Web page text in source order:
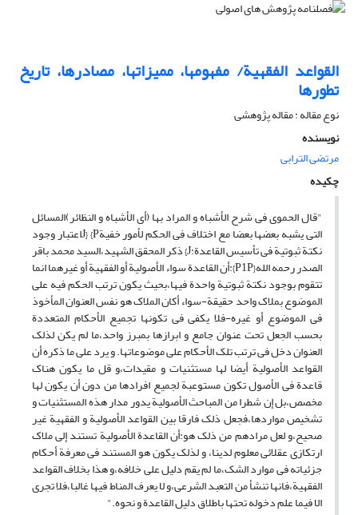
القواعد الفقهیة/ مفهومها، ممیزاتها، مصادرها، تاریخ
تطورها
نوع مقاله : مقاله پژوهشی
نویسنده
مرتضی الترابی
چکیده
"قال الحموی فی شرح الأشباه و المراد بها (أی الأشباه و النظائر)المسائل
التی یشبه بعضها بعضا مع اختلاف فی الحکم لأمور خفیةP} {Jاعتبار وجود
نکتة ثبوتیة فی تأسیس القاعدة:J} ذکر المحقق الشهید،السید محمد باقر
الصدر رحمه الله{P1P}:أن القاعدة سواء الأصولیة أو الفقهیة أو غیرهما انما
تتقوم بوجود نکتة ثبوتیة واحدة فیها،بحیث یکون ترتب الحکم فیه علی
الموضوع بملاک واحد حقیقة-سواء أکان الملاک هو نفس العنوان المأخوذ
فی الموضوع أو غیره-فلا یکفی فی تکونها تجمیع الأحکام المتعددة
بحسب الجعل تحت عنوان جامع و ابرازها بمبرز واحد،ما لم یکن لذلک
العنوان دخل فی ترتب تلک الأحکام علی موضوعاتها. و یرد علی ما ذکره أن
القواعد الأصولیة أیضا لها مستثنیات و مقیدات،و قل ما یکون هناک
قاعدة فی الأصول تکون مستوعبة لجمیع افرادها من دون أن یکون لها
مخصص،بل إن شطرا من المباحث الأصولیة یدور مدار هذه المستثنیات و
تشخیص مواردها،فجعل ذلک فارقا بین القواعد الأصولیة و الفقهیة غیر
صحیح،و لعل مرادهم من ذلک هو:أن القاعدة الأصولیة تستند إلی ملاک
ارتکازی عقلائی معلوم لدینا، و لذلک یکون هو المستند فی معرفة أحکام
جزئیاته فی موارد الشک،ما لم یقم دلیل علی خلافه،و هذا بخلاف القواعد
الفقهیة،فانها تنشأ من التعبد الشرعی،و لا یعرف المناط فیها غالبا،فلا تجری
الا فیما علم دخوله تحتها باطلاق دلیل القاعدة و نحوه."